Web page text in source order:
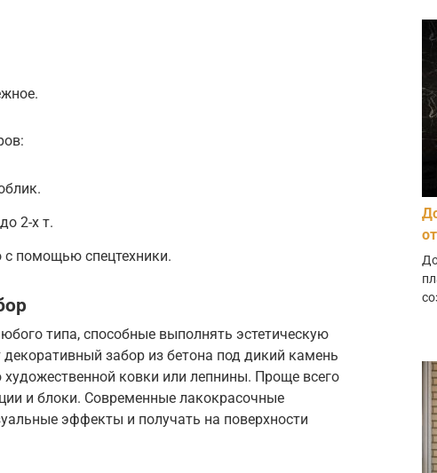
2-х т.
с помощью спецтехники.
типа, способные выполнять эстетическую
забор из бетона под дикий камень
ковки или лепнины. Проще всего
и блоки. Современные лакокрасочные
эффекты и получать на поверхности